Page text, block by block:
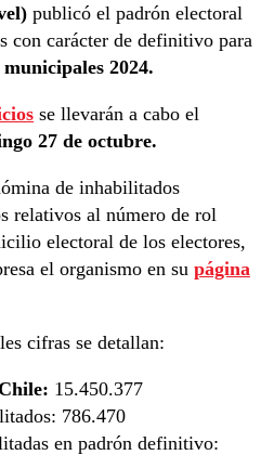
publicó el padrón electoral
con carácter de definitivo para
2024.
se llevarán a cabo el
27 de octubre.
de inhabilitados
relativos al número de rol
electoral de los electores,
el organismo en su página
cifras se detallan:
15.450.377
786.470
en padrón definitivo: